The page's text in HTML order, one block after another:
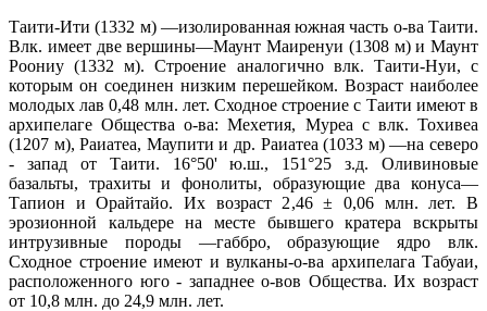
Таити-Ити (1332 м) —изолированная южная часть о-ва Таити.
Влк. имеет две вершины—Маунт Маиренуи (1308 м) и Маунт
Роониу (1332 м). Строение аналогично влк. Таити-Нуи, с
которым он соединен низким перешейком. Возраст наиболее
молодых лав 0,48 млн. лет. Сходное строение с Таити имеют в
архипелаге Общества о-ва: Мехетия, Муреа с влк. Тохивеа
(1207 м), Раиатеа, Маупити и др. Раиатеа (1033 м) —на северо
- запад от Таити. 16°50' ю.ш., 151°25 з.д. Оливиновые
базальты, трахиты и фонолиты, образующие два конуса—
Тапион и Орайтайо. Их возраст 2,46 ± 0,06 млн. лет. В
эрозионной кальдере на месте бывшего кратера вскрыты
интрузивные породы —габбро, образующие ядро влк.
Сходное строение имеют и вулканы-о-ва архипелага Табуаи,
расположенного юго - западнее о-вов Общества. Их возраст
от 10,8 млн. до 24,9 млн. лет.